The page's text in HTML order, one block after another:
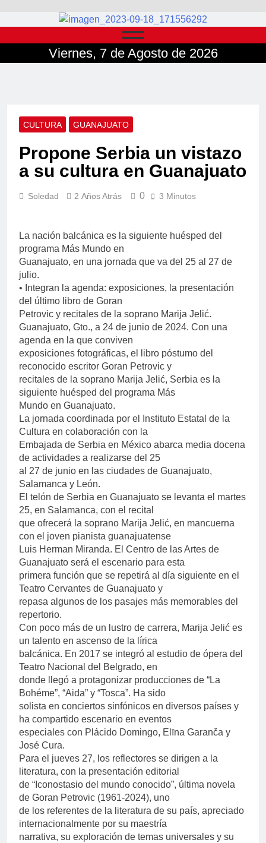
Viernes, 7 de Agosto de 2026
CULTURA GUANAJUATO
Propone Serbia un vistazo
a su cultura en Guanajuato
Soledad 2 Años Atrás 0 3 Minutos
La nación balcánica es la siguiente huésped del
programa Más Mundo en
Guanajuato, en una jornada que va del 25 al 27 de
julio.
• Integran la agenda: exposiciones, la presentación
del último libro de Goran
Petrovic y recitales de la soprano Marija Jelić.
Guanajuato, Gto., a 24 de junio de 2024. Con una
agenda en la que conviven
exposiciones fotográficas, el libro póstumo del
reconocido escritor Goran Petrovic y
recitales de la soprano Marija Jelić, Serbia es la
siguiente huésped del programa Más
Mundo en Guanajuato.
La jornada coordinada por el Instituto Estatal de la
Cultura en colaboración con la
Embajada de Serbia en México abarca media docena
de actividades a realizarse del 25
al 27 de junio en las ciudades de Guanajuato,
Salamanca y León.
El telón de Serbia en Guanajuato se levanta el martes
25, en Salamanca, con el recital
que ofrecerá la soprano Marija Jelić, en mancuerna
con el joven pianista guanajuatense
Luis Herman Miranda. El Centro de las Artes de
Guanajuato será el escenario para esta
primera función que se repetirá al día siguiente en el
Teatro Cervantes de Guanajuato y
repasa algunos de los pasajes más memorables del
repertorio.
Con poco más de un lustro de carrera, Marija Jelić es
un talento en ascenso de la lírica
balcánica. En 2017 se integró al estudio de ópera del
Teatro Nacional del Belgrado, en
donde llegó a protagonizar producciones de “La
Bohéme”, “Aida” y “Tosca”. Ha sido
solista en conciertos sinfónicos en diversos países y
ha compartido escenario en eventos
especiales con Plácido Domingo, Elīna Garanča y
José Cura.
Para el jueves 27, los reflectores se dirigen a la
literatura, con la presentación editorial
de “Iconostasio del mundo conocido”, última novela
de Goran Petrovic (1961-2024), uno
de los referentes de la literatura de su país, apreciado
internacionalmente por su maestría
narrativa, su exploración de temas universales y su